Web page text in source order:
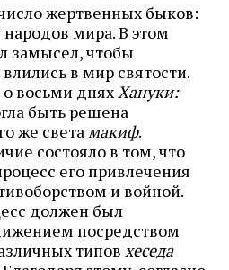
жертвенных быков:
мира. В этом
замысел, чтобы
в мир святости.
восьми днях Хануки:
быть решена
же света макиф.
состояло в том, что
его привлечения
и войной.
должен был
посредством
типов хеседа